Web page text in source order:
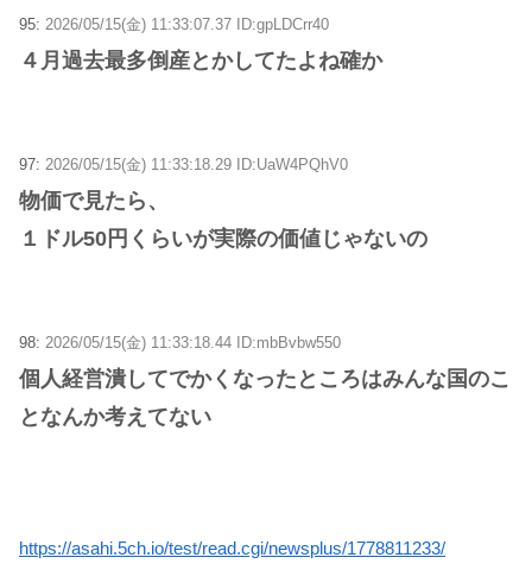
95: 2026/05/15(金) 11:33:07.37 ID:gpLDCrr40
４月過去最多倒産とかしてたよね確か
97: 2026/05/15(金) 11:33:18.29 ID:UaW4PQhV0
物価で見たら、
１ドル50円くらいが実際の価値じゃないの
98: 2026/05/15(金) 11:33:18.44 ID:mbBvbw550
個人経営潰してでかくなったところはみんな国のこ
となんか考えてない
https://asahi.5ch.io/test/read.cgi/newsplus/1778811233/